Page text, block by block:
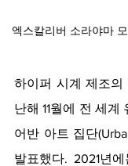
엑스칼리버 소라야마
하이퍼 시계 제조의
난해 11월에 전 세
어반 아트 집단
발표했다. 2021년